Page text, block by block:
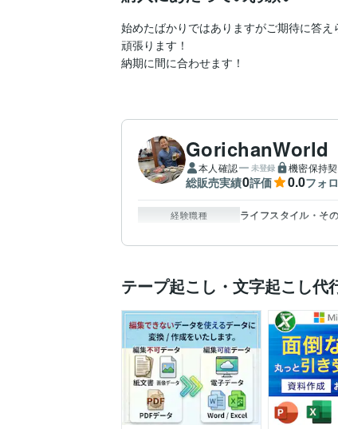
始めたばかりではありますがご期待に答え
頑張ります！
納期に間に合わせます！
GorichanWorld
本人確認 未登録 機密保持
総販売実績0評価 0.0フォ
経験職種 ライフスタイル・そ
テープ起こし・文字起こし代